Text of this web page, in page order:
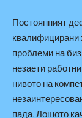
Постоянният
квалифицирани
проблеми на
незаети
нивото на
пада. Лошото